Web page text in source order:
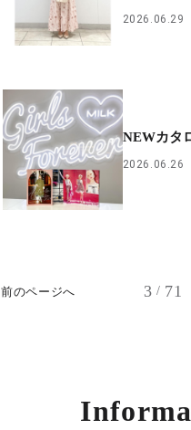
2026.06.29
NEWカタ
2026.06.26
前のページへ 3 / 71